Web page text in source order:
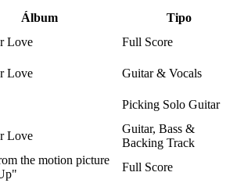
Álbum
Tipo
Love
Full Score
Love
Guitar & Vocals
Picking Solo Guitar
Love
Guitar, Bass &
Backing Track
the motion picture
Full Score